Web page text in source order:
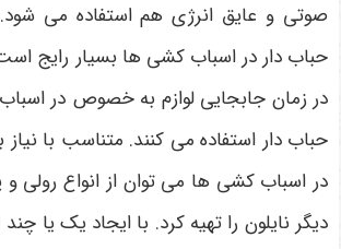
صوتی و عایق انرژی هم استفاده می‌ شود.
حباب‌ دار در اسباب کشی‌ ها بسیار رایج
در زمان جابجایی لوازم به خصوص در
حباب‌ دار استفاده می‌ کنند. متناسب با نیاز
در اسباب کشی‌ ها می‌ توان از انواع رولی
دیگر نایلون را تهیه کرد. با ایجاد یک یا چند